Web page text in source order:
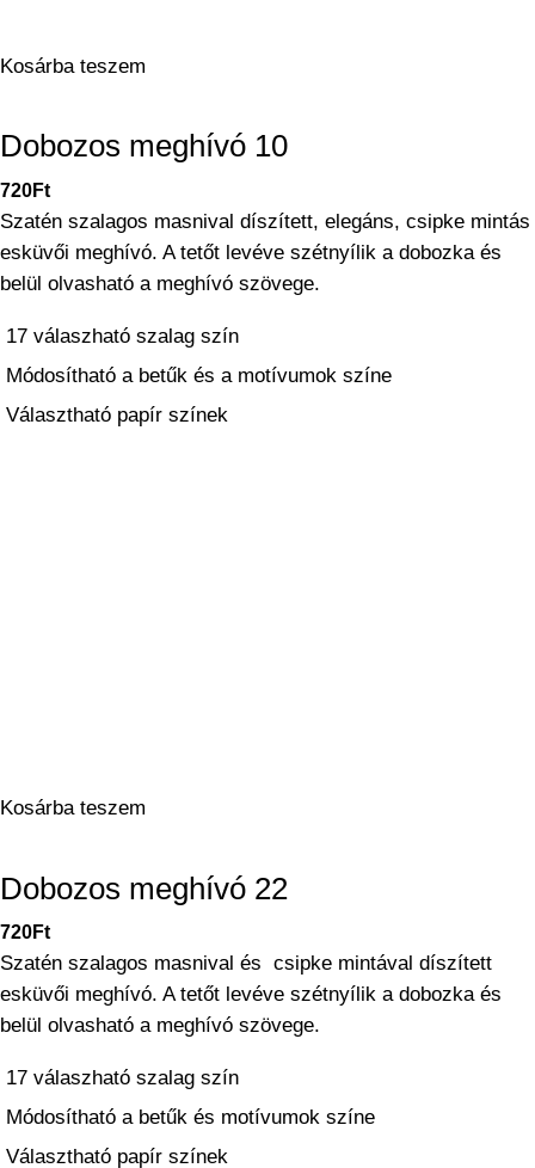
Kosárba teszem
Dobozos meghívó 10
720Ft
Szatén szalagos masnival díszített, elegáns, csipke mintás
esküvői meghívó. A tetőt levéve szétnyílik a dobozka és
belül olvasható a meghívó szövege.
17 válaszható szalag szín
Módosítható a betűk és a motívumok színe
Választható papír színek
Kosárba teszem
Dobozos meghívó 22
720Ft
Szatén szalagos masnival és csipke mintával díszített
esküvői meghívó. A tetőt levéve szétnyílik a dobozka és
belül olvasható a meghívó szövege.
17 válaszható szalag szín
Módosítható a betűk és motívumok színe
Választható papír színek